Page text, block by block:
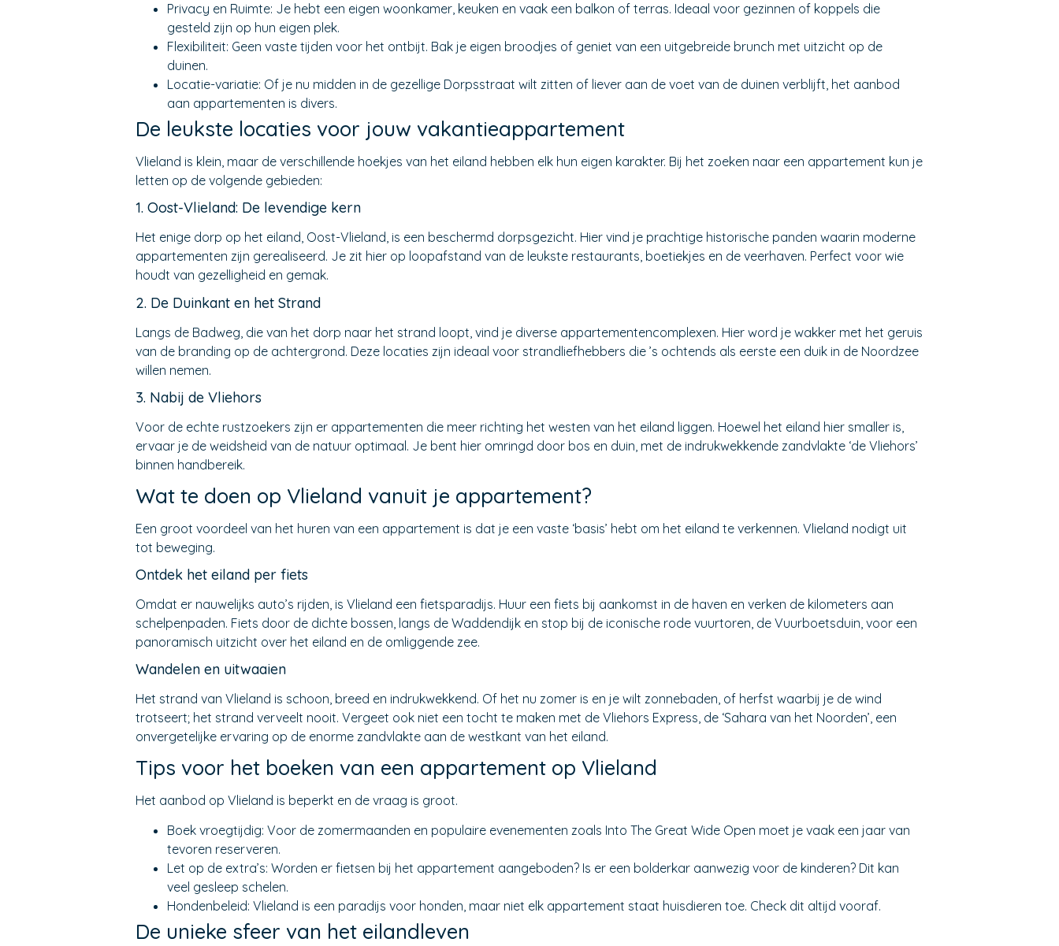
Privacy en Ruimte: Je hebt een eigen woonkamer, keuken en vaak een balkon of terras. Ideaal voor gezinnen of koppels die
gesteld zijn op hun eigen plek.
Flexibiliteit: Geen vaste tijden voor het ontbijt. Bak je eigen broodjes of geniet van een uitgebreide brunch met uitzicht op de
duinen.
Locatie-variatie: Of je nu midden in de gezellige Dorpsstraat wilt zitten of liever aan de voet van de duinen verblijft, het aanbod
aan appartementen is divers.
De leukste locaties voor jouw vakantieappartement
Vlieland is klein, maar de verschillende hoekjes van het eiland hebben elk hun eigen karakter. Bij het zoeken naar een appartement kun je
letten op de volgende gebieden:
1. Oost-Vlieland: De levendige kern
Het enige dorp op het eiland, Oost-Vlieland, is een beschermd dorpsgezicht. Hier vind je prachtige historische panden waarin moderne
appartementen zijn gerealiseerd. Je zit hier op loopafstand van de leukste restaurants, boetiekjes en de veerhaven. Perfect voor wie
houdt van gezelligheid en gemak.
2. De Duinkant en het Strand
Langs de Badweg, die van het dorp naar het strand loopt, vind je diverse appartementencomplexen. Hier word je wakker met het geruis
van de branding op de achtergrond. Deze locaties zijn ideaal voor strandliefhebbers die ’s ochtends als eerste een duik in de Noordzee
willen nemen.
3. Nabij de Vliehors
Voor de echte rustzoekers zijn er appartementen die meer richting het westen van het eiland liggen. Hoewel het eiland hier smaller is,
ervaar je de weidsheid van de natuur optimaal. Je bent hier omringd door bos en duin, met de indrukwekkende zandvlakte ‘de Vliehors’
binnen handbereik.
Wat te doen op Vlieland vanuit je appartement?
Een groot voordeel van het huren van een appartement is dat je een vaste ‘basis’ hebt om het eiland te verkennen. Vlieland nodigt uit
tot beweging.
Ontdek het eiland per fiets
Omdat er nauwelijks auto’s rijden, is Vlieland een fietsparadijs. Huur een fiets bij aankomst in de haven en verken de kilometers aan
schelpenpaden. Fiets door de dichte bossen, langs de Waddendijk en stop bij de iconische rode vuurtoren, de Vuurboetsduin, voor een
panoramisch uitzicht over het eiland en de omliggende zee.
Wandelen en uitwaaien
Het strand van Vlieland is schoon, breed en indrukwekkend. Of het nu zomer is en je wilt zonnebaden, of herfst waarbij je de wind
trotseert; het strand verveelt nooit. Vergeet ook niet een tocht te maken met de Vliehors Express, de ‘Sahara van het Noorden’, een
onvergetelijke ervaring op de enorme zandvlakte aan de westkant van het eiland.
Tips voor het boeken van een appartement op Vlieland
Het aanbod op Vlieland is beperkt en de vraag is groot.
Boek vroegtijdig: Voor de zomermaanden en populaire evenementen zoals Into The Great Wide Open moet je vaak een jaar van
tevoren reserveren.
Let op de extra’s: Worden er fietsen bij het appartement aangeboden? Is er een bolderkar aanwezig voor de kinderen? Dit kan
veel gesleep schelen.
Hondenbeleid: Vlieland is een paradijs voor honden, maar niet elk appartement staat huisdieren toe. Check dit altijd vooraf.
De unieke sfeer van het eilandleven